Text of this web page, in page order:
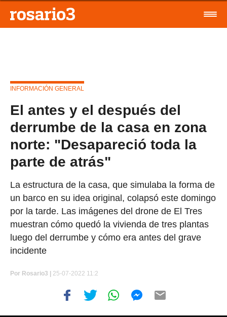
INFORMACIÓN GENERAL
El antes y el después del
derrumbe de la casa en zona
norte: "Desapareció toda la
parte de atrás"
La estructura de la casa, que simulaba la forma de
un barco en su idea original, colapsó este domingo
por la tarde. Las imágenes del drone de El Tres
muestran cómo quedó la vivienda de tres plantas
luego del derrumbe y cómo era antes del grave
incidente
Por Rosario3 | 25-07-2022 11:2